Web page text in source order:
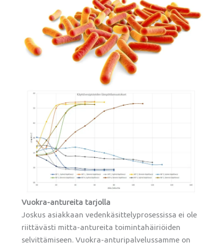
Vuokra-antureita tarjolla
Joskus asiakkaan vedenkäsittelyprosessissa ei ole
riittävästi mitta-antureita toimintahäiriöiden
selvittämiseen. Vuokra-anturipalvelussamme on